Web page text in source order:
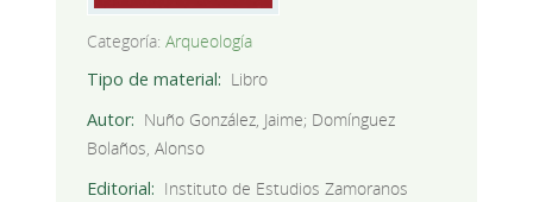
Categoría: Arqueología
Tipo de material
Libro
Autor
Nuño González, Jaime; Domínguez
Bolaños, Alonso
Editorial
Instituto de Estudios Zamoranos